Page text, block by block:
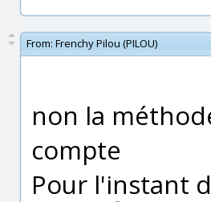
From: Frenchy Pilou (PILOU)
non la
compte
Pour l'instant